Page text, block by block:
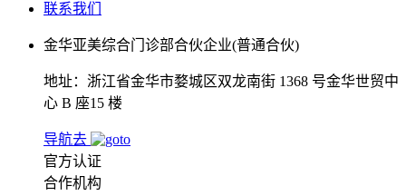
联系我们
金华亚美综合门诊部合伙企业(普通合伙)
地址：浙江省金华市婺城区双龙南街 1368 号金华世贸中
心 B 座15 楼
导航去
官方认证
合作机构